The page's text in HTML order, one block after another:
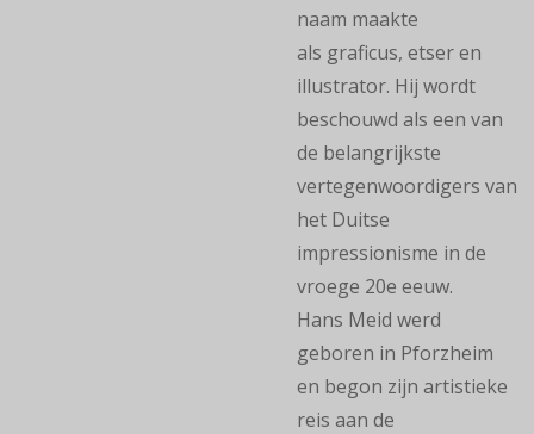
naam maakte
als graficus, etser en
illustrator. Hij wordt
beschouwd als een van
de belangrijkste
vertegenwoordigers van
het Duitse
impressionisme in de
vroege 20e eeuw.
Hans Meid werd
geboren in Pforzheim
en begon zijn artistieke
reis aan de